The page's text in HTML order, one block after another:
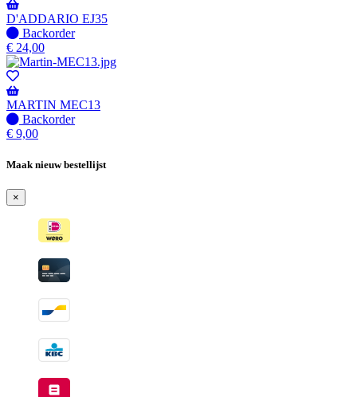
D'ADDARIO EJ35
Niet
op
voorraad
-
Wordt
verzonden
wanneer
beschikbaar
Backorder
€ 24,00
MARTIN MEC13
Niet
op
-
verzonden
wanneer
beschikbaar
Backorder
€ 9,00
Maak nieuw bestellijst
×